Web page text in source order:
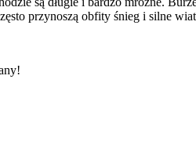
przynoszą obfity śnieg i silne